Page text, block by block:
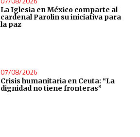
La Iglesia en México comparte al
cardenal Parolin su iniciativa para
la paz
07/08/2026
Crisis humanitaria en Ceuta: “La
dignidad no tiene fronteras”